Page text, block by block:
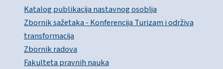
Katalog publikacija nastavnog osoblja
Zbornik sažetaka - Konferencija Turizam i održiva
transformacija
Zbornik radova
Fakulteta pravnih nauka